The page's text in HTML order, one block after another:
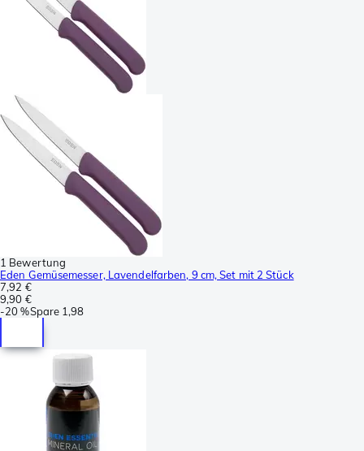
1 Bewertung
Eden Gemüsemesser, Lavendelfarben, 9 cm, Set mit 2 Stück
7,92 €
9,90 €
-20 %Spare 1,98